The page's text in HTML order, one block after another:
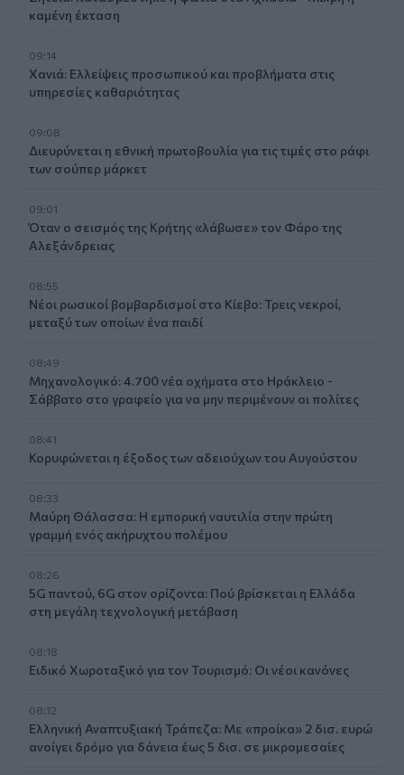
καμένη έκταση
09:14
Χανιά: Ελλείψεις προσωπικού και προβλήματα στις
υπηρεσίες καθαριότητας
09:08
Διευρύνεται η εθνική πρωτοβουλία για τις τιμές στο ράφι
των σούπερ μάρκετ
09:01
Όταν ο σεισμός της Κρήτης «λάβωσε» τον Φάρο της
Αλεξάνδρειας
08:55
Νέοι ρωσικοί βομβαρδισμοί στο Κίεβο: Τρεις νεκροί,
μεταξύ των οποίων ένα παιδί
08:49
Μηχανολογικό: 4.700 νέα οχήματα στο Ηράκλειο -
Σάββατο στο γραφείο για να μην περιμένουν οι πολίτες
08:41
Κορυφώνεται η έξοδος των αδειούχων του Αυγούστου
08:33
Μαύρη Θάλασσα: Η εμπορική ναυτιλία στην πρώτη
γραμμή ενός ακήρυχτου πολέμου
08:26
5G παντού, 6G στον ορίζοντα: Πού βρίσκεται η Ελλάδα
στη μεγάλη τεχνολογική μετάβαση
08:18
Ειδικό Χωροταξικό για τον Τουρισμό: Οι νέοι κανόνες
08:12
Ελληνική Αναπτυξιακή Τράπεζα: Με «προίκα» 2 δισ. ευρώ
ανοίγει δρόμο για δάνεια έως 5 δισ. σε μικρομεσαίες